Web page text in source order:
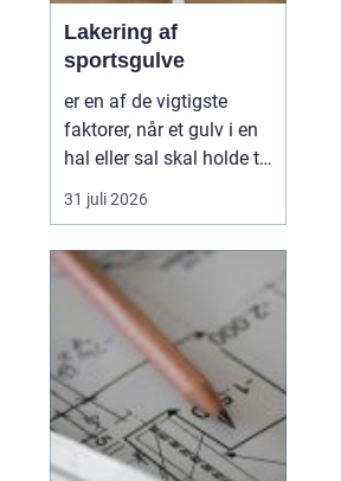
Lakering af
sportsgulve
er en af de vigtigste
faktorer, når et gulv i en
hal eller sal skal holde til
hårdt brug år efter år.
Uden en stærk og korrekt
bedste trægulv hurtigt
slidt, glat, ujævnt og
svært at rengøre. Med
den rette behandling kan
gul...
31 juli 2026